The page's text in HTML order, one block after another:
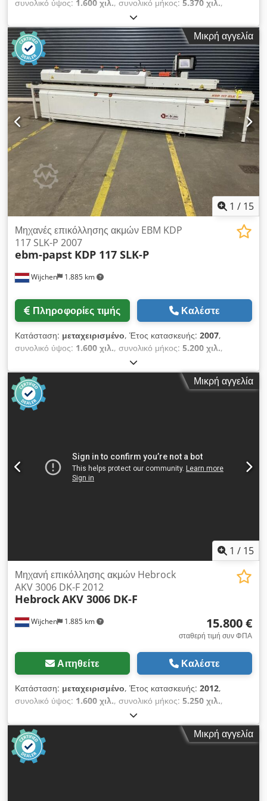
συνολικό ύψος: 1.600 χιλ., συνολικό μήκος: 5.370 χιλ.,
, Χρώμα: Γκρι - Έτος κατασκευής:
2018 - Διαθέσιμη τεκμηρίωση: Όχι - Υπάρχει σήμανση CE: Ναι -
Υπάρχει πιστοποιητικό CE: Όχι - Σειριακός αριθμός: 18421 -
Διαστάσεις μεταφοράς: 5370mm x 1020mm x 1600mm (μ x π
x υ) - Αριθμός συσκευασιών μεταφοράς: 1 Οικονομικές
πληροφορίες ΦΠΑ: Η αναγραφόμενη τιμή δεν περιλαμβάνει
ΦΠΑ Cjdpfxjxyy Rye Ahijha ΦΠΑ/διαφορική φορολόγηση: Ο
ΦΠΑ εκπίπτεται για επαγγελματίες Αποστολή και ανταλλαγή
δυνατές ανά πάσα στιγμή για όλα τα είδη βιομηχανίας Yorick
Diebels
Μικρή αγγελία
1 / 15
Wijchen 1.885 km
Μηχανές επικόλλησης ακμών EBM KDP
117 SLK-P 2007
ebm-papst KDP 117 SLK-P
Πληροφορίες τιμής Καλέστε
Κατάσταση: μεταχειρισμένο, Έτος κατασκευής: 2007,
συνολικό ύψος: 1.600 χιλ., συνολικό μήκος: 5.200 χιλ.,
, Χρώμα: Γκρι Βάρος: 1.550 kg
Τιμή: Κατόπιν αιτήματος - Έτος κατασκευής: 2007 - Διαθέσιμη
τεκμηρίωση: Όχι - Πιστοποιητικό CE διαθέσιμο: Όχι - Σειριακός
αριθμός: 1328 Chodpfew Rd Tzex Ahiea - Διαστάσεις
μεταφοράς: 5200mm x 1200mm x 1600mm (μ x π x υ) -
εκπιπτόμενος για επιχειρηματίες Παράδοση και ανταλλαγή
δυνατή ανά πάσα στιγμή για όλο τον βιομηχανικό τομέα Yorick
Μικρή αγγελία
1 / 15
Wijchen 1.885 km
Μηχανή επικόλλησης ακμών Hebrock
AKV 3006 DK-F 2012
HebrockAKV 3006 DK-F
15.800 €
σταθερή τιμή συν ΦΠΑ
Αιτηθείτε Καλέστε
Κατάσταση: μεταχειρισμένο, Έτος κατασκευής: 2012,
συνολικό ύψος: 1.600 χιλ., συνολικό μήκος: 5.250 χιλ.,
, Συγκολλητική μηχανή ακμών
HEBROCK AKV 3006 DK FS Μέγιστο πάχος ακμής: 3/8 mm
Ελάχιστο/μέγιστο πάχος τεμαχίου: 10/40 mm Ελάχιστο μήκος
τεμαχίου: περ. 200 mm Ελάχιστο πλάτος τεμαχίου: περ. 80
mm Ταχύτητα προώθησης: περ. 10 μ/λεπτό Chodpfjwnhb Sjx
Μικρή αγγελία